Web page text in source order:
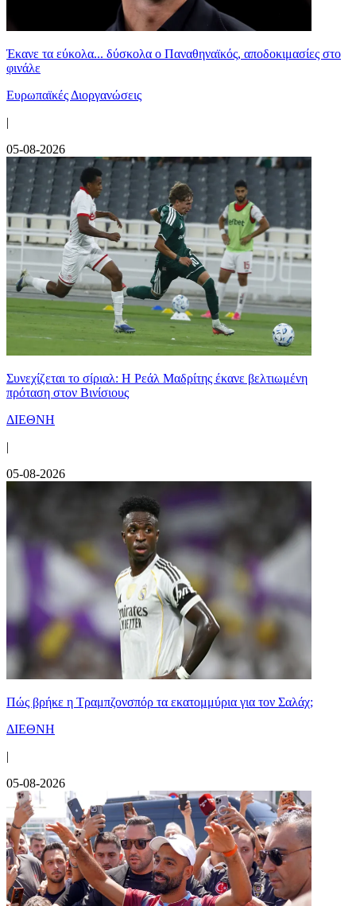
Έκανε τα εύκολα... δύσκολα ο Παναθηναϊκός, αποδοκιμασίες στο
φινάλε
Ευρωπαϊκές Διοργανώσεις
|
05-08-2026
Συνεχίζεται το σίριαλ: Η Ρεάλ Μαδρίτης έκανε βελτιωμένη
πρόταση στον Βινίσιους
ΔΙΕΘΝΗ
|
05-08-2026
Πώς βρήκε η Τραμπζονσπόρ τα εκατομμύρια για τον Σαλάχ;
ΔΙΕΘΝΗ
|
05-08-2026